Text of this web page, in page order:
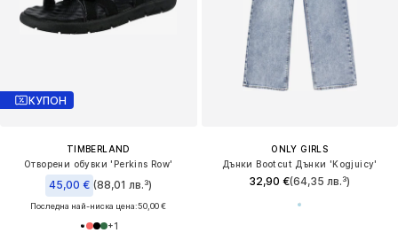
КУПОН
TIMBERLAND
Отворени обувки 'Perkins Row'
45,00 € (88,01 лв.³)
Последна най-ниска цена:50,00 €
+1
ONLY GIRLS
Дънки Bootcut Дънки 'Kogjuicy'
32,90 €(64,35 лв.³)